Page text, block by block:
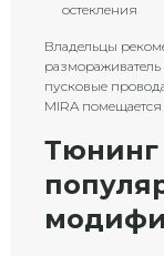
остекления
Владельцы
пусковые
MIRA
Тюнинг